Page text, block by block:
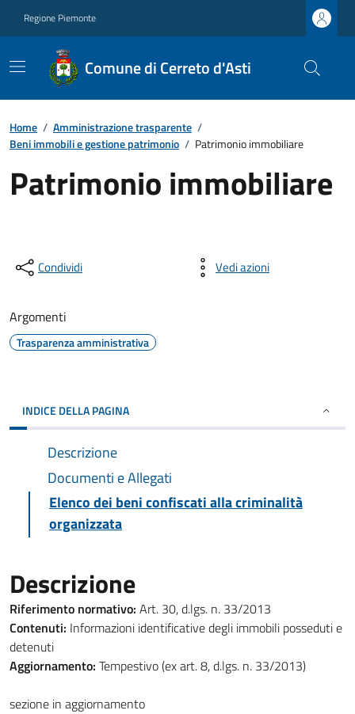
Regione Piemonte
Comune di Cerreto d'Asti
Home / Amministrazione trasparente /
Beni immobili e gestione patrimonio / Patrimonio immobiliare
Patrimonio immobiliare
Condividi Vedi azioni
Argomenti
Trasparenza amministrativa
INDICE DELLA PAGINA
Descrizione
Documenti e Allegati
Elenco dei beni confiscati alla criminalità
organizzata
Descrizione
Riferimento normativo: Art. 30, d.lgs. n. 33/2013
Contenuti: Informazioni identificative degli immobili posseduti e
detenuti
Aggiornamento: Tempestivo (ex art. 8, d.lgs. n. 33/2013)
sezione in aggiornamento